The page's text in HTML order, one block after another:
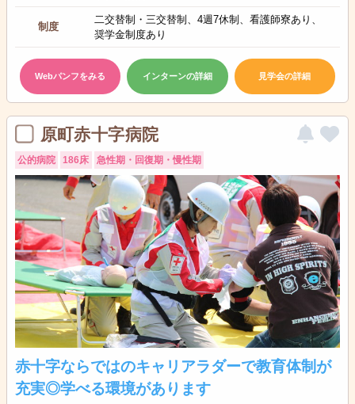
制度
二交替制・三交替制、4週7休制、看護師寮あり、
奨学金制度あり
Webパンフをみる インターンの詳細 見学会の詳細
原町赤十字病院
公的病院 186床 急性期・回復期・慢性期
赤十字ならではのキャリアラダーで教育体制が
充実◎学べる環境があります